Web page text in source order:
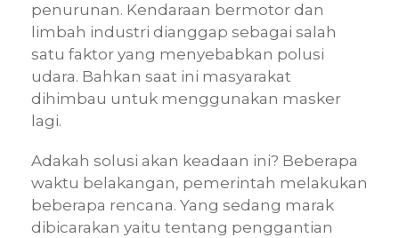
penurunan. Kendaraan bermotor dan
limbah industri dianggap sebagai salah
satu faktor yang menyebabkan polusi
udara. Bahkan saat ini masyarakat
dihimbau untuk menggunakan masker
lagi.
Adakah solusi akan keadaan ini? Beberapa
waktu belakangan, pemerintah melakukan
beberapa rencana. Yang sedang marak
dibicarakan yaitu tentang penggantian